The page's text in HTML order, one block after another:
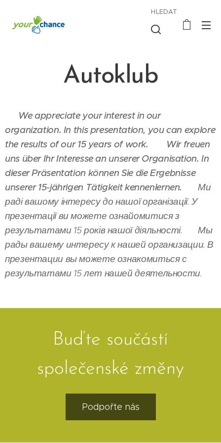
HLEDAT
Autoklub
We appreciate your interest in our
organization. In this presentation, you can explore
the results of our 15 years of work.
Wir freuen
uns über Ihr Interesse an unserer Organisation. In
dieser Präsentation können Sie die Ergebnisse
unserer 15-jährigen Tätigkeit kennenlernen.
Ми
раді вашому інтересу до нашої організації. У
презентації ви можете ознайомитися з
результатами 15 років нашої діяльності.
🇷🇺Мы
рады вашему интересу к нашей организации. В
презентации вы можете ознакомиться с
результатами 15 лет нашей деятельности.
Buďte součástí
společenské změny
Podpořte nás